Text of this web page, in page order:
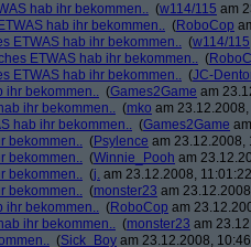
hab ihr bekommen.. (w114/115 am
hab ihr bekommen.. (RoboCop
ETWAS hab ihr bekommen.. (w114/115
ETWAS hab ihr bekommen.. (
ETWAS hab ihr bekommen.. (JC-
ihr bekommen.. (Games2Game am
ihr bekommen.. (mko am
hab ihr bekommen.. (Games2Game
bekommen.. (Psylence am 23.12.2008,
bekommen.. (Winnie_Pooh am
bekommen.. (j. am 23.12.2008,
bekommen.. (monster23 am
ihr bekommen.. (RoboCop am
ihr bekommen.. (monster23 am
(Sick_Boy am 23.12.2008,